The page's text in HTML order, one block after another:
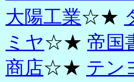
大陽工業☆★
ミヤ☆★ 帝国
商店☆★ テン